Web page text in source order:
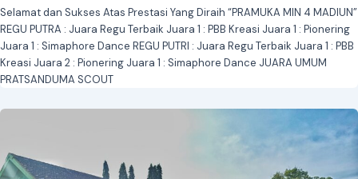
Selamat dan Sukses Atas Prestasi Yang Diraih “PRAMUKA MIN 4 MADIUN”
REGU PUTRA : Juara Regu Terbaik Juara 1 : PBB Kreasi Juara 1 : Pionering
Juara 1 : Simaphore Dance REGU PUTRI : Juara Regu Terbaik Juara 1 : PBB
Kreasi Juara 2 : Pionering Juara 1 : Simaphore Dance JUARA UMUM
PRATSANDUMA SCOUT